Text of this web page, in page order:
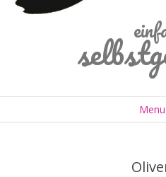
Navigation
Menu